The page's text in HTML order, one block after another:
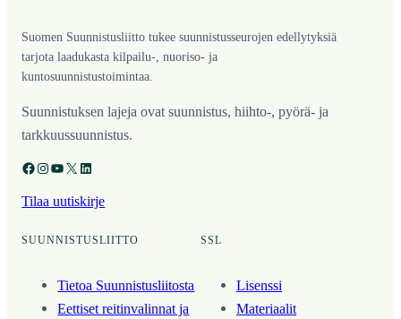
Suomen Suunnistusliitto tukee suunnistusseurojen edellytyksiä
tarjota laadukasta kilpailu-, nuoriso- ja
kuntosuunnistustoimintaa.
Suunnistuksen lajeja ovat suunnistus, hiihto-, pyörä- ja
tarkkuussuunnistus.
Facebook Instagram YouTube X LinkedIn
Tilaa uutiskirje
SUUNNISTUSLIITTO
Tietoa Suunnistusliitosta
Eettiset reitinvalinnat ja
SSL
Lisenssi
Materiaalit